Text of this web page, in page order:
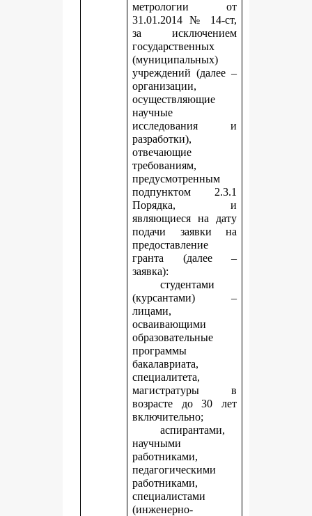
метрологии от
31.01.2014 № 14-ст,
за исключением
государственных
(муниципальных)
учреждений (далее –
организации,
осуществляющие
научные
исследования и
разработки),
отвечающие
требованиям,
предусмотренным
подпунктом 2.3.1
Порядка, и
являющиеся на дату
подачи заявки на
предоставление
гранта (далее –
заявка):
студентами
(курсантами) –
лицами,
осваивающими
образовательные
программы
бакалавриата,
специалитета,
магистратуры в
возрасте до 30 лет
включительно;
аспирантами,
научными
работниками,
педагогическими
работниками,
специалистами
(инженерно-